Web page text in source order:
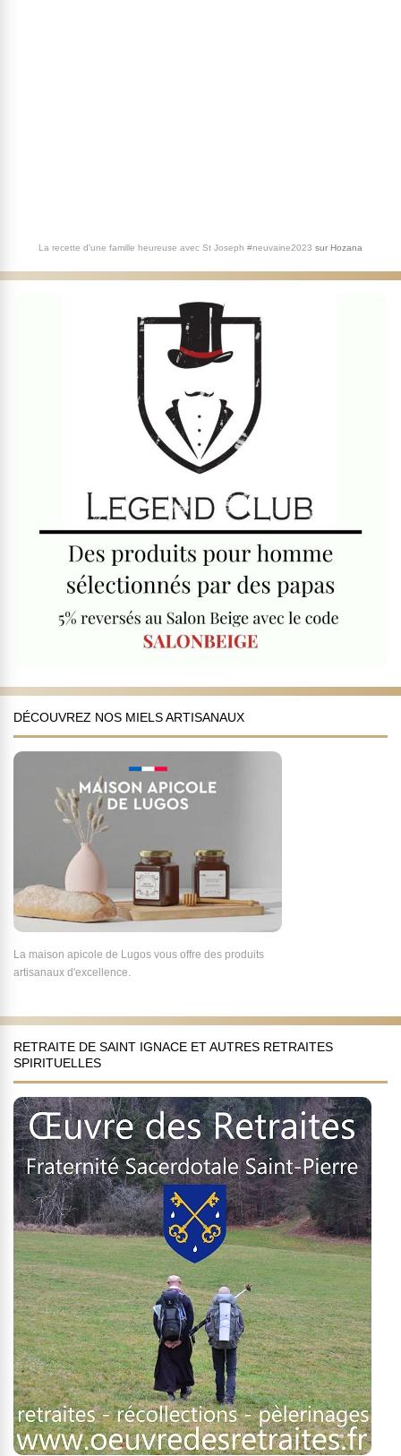
La recette d'une famille heureuse avec St Joseph #neuvaine2023 sur Hozana
DÉCOUVREZ NOS MIELS ARTISANAUX
La maison apicole de Lugos vous offre des produits
artisanaux d'excellence.
RETRAITE DE SAINT IGNACE ET AUTRES RETRAITES
SPIRITUELLES